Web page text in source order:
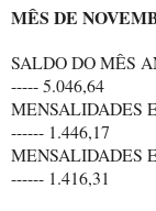
MÊS DE
SALDO DO MÊS
----- 5.046,64
MENSALIDADES
------ 1.446,17
MENSALIDADES
------ 1.416,31